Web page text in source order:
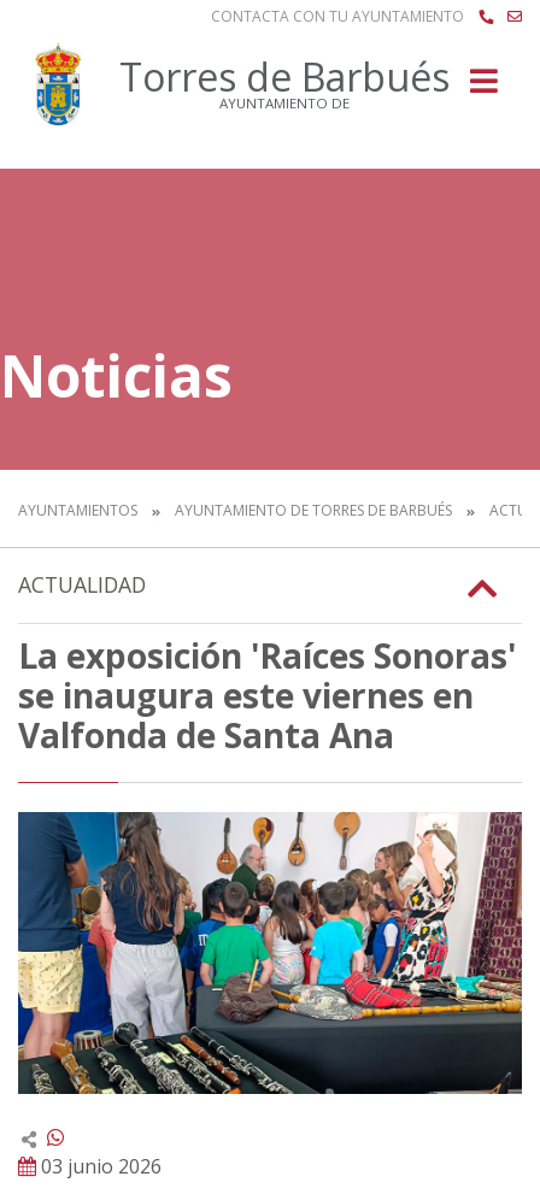
CONTACTA CON TU AYUNTAMIENTO
Torres de Barbués
AYUNTAMIENTO DE
Noticias
AYUNTAMIENTOS AYUNTAMIENTO DE TORRES DE BARBUÉS
ACTUALIDAD
La exposición 'Raíces Sonoras'
se inaugura este viernes en
Valfonda de Santa Ana
03 junio 2026